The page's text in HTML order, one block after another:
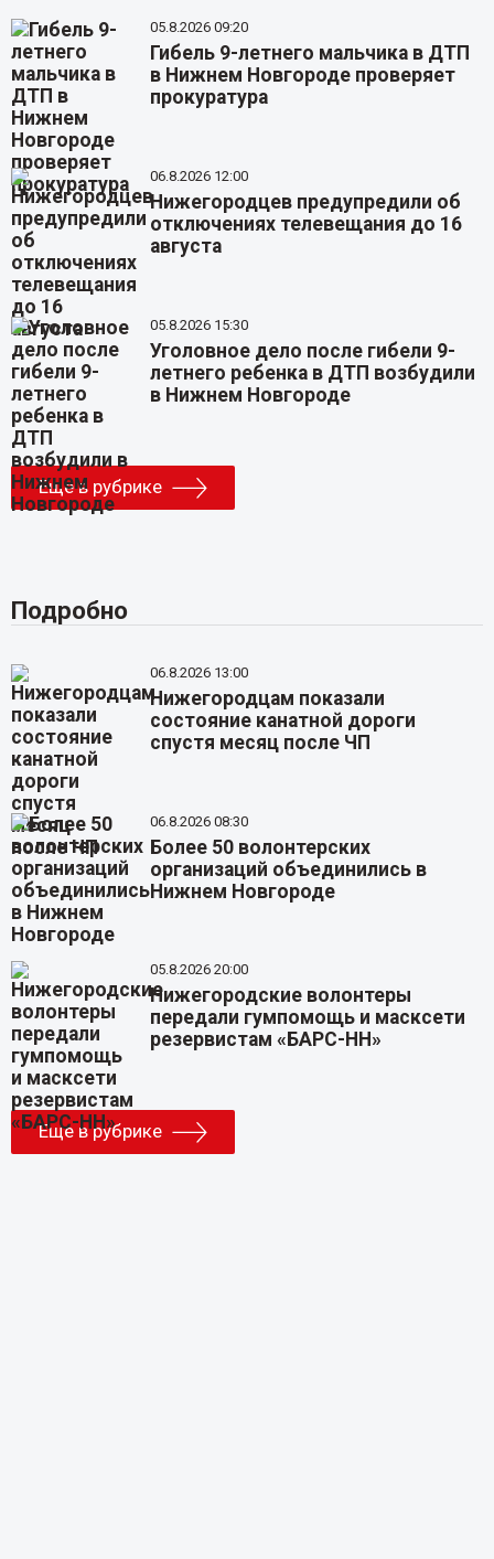
05.8.2026 09:20
Гибель 9-летнего мальчика в ДТП
в Нижнем Новгороде проверяет
прокуратура
06.8.2026 12:00
Нижегородцев предупредили об
отключениях телевещания до 16
августа
05.8.2026 15:30
Уголовное дело после гибели 9-
летнего ребенка в ДТП возбудили
в Нижнем Новгороде
Еще в рубрике
Подробно
06.8.2026 13:00
Нижегородцам показали
состояние канатной дороги
спустя месяц после ЧП
06.8.2026 08:30
Более 50 волонтерских
организаций объединились в
Нижнем Новгороде
05.8.2026 20:00
Нижегородские волонтеры
передали гумпомощь и масксети
резервистам «БАРС-НН»
Еще в рубрике